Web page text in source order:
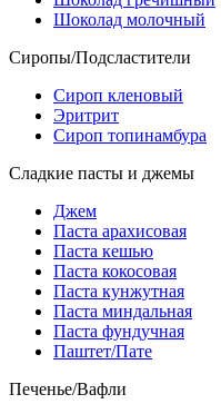
Шоколад молочный
Сиропы/Подсластители
Сироп кленовый
Эритрит
Сироп топинамбура
Сладкие пасты и джемы
Джем
Паста арахисовая
Паста кешью
Паста кокосовая
Паста кунжутная
Паста миндальная
Паста фундучная
Паштет/Пате
Печенье/Вафли